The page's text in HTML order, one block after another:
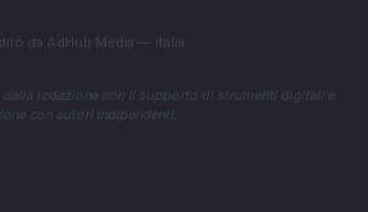
da AdHub Media — Italia
redazione con il supporto di strumenti digitali e
con autori indipendenti.